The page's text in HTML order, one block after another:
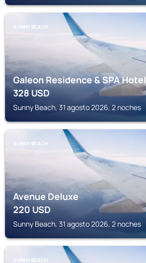
SUNNY BEACH
Galeon Residence & SPA Hotel
328USD
Sunny Beach, 31 agosto 2026, 2 noches
SUNNY BEACH
Avenue Deluxe
220USD
Sunny Beach, 31 agosto 2026, 2 noches
SUNNY BEACH